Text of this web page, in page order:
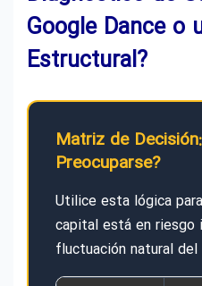
Google Dance o
Estructural?
Matriz de
Preocuparse?
Utilice esta lógica
capital está en riesgo
fluctuación natural del